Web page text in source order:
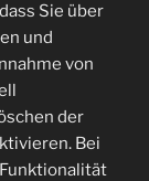
Sie über
und
von
der
Bei